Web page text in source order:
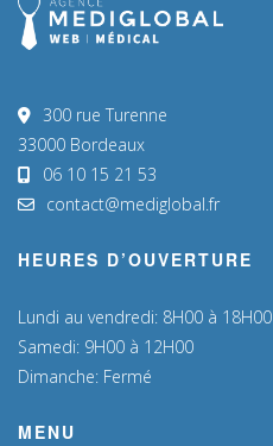
300 rue Turenne
33000 Bordeaux
06 10 15 21 53
contact@mediglobal.fr
HEURES D’OUVERTURE
Lundi au vendredi: 8H00 à 18H00
Samedi: 9H00 à 12H00
Dimanche: Fermé
MENU